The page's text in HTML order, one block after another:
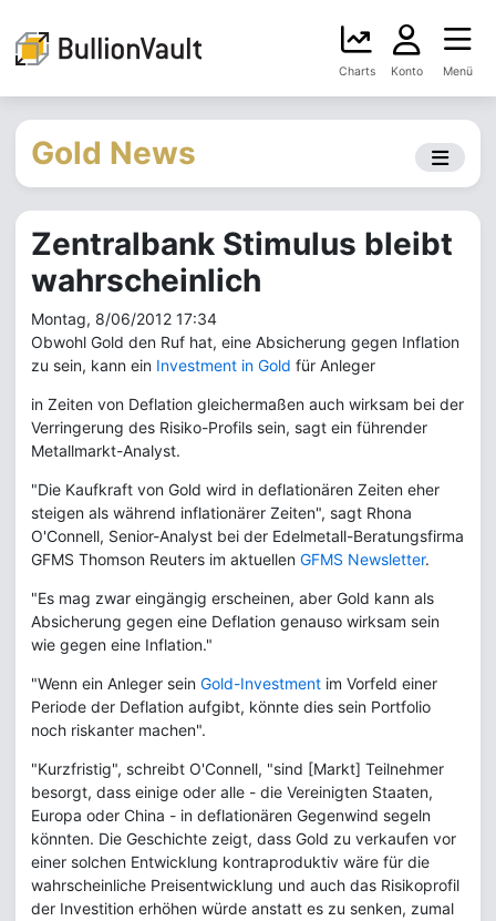
Charts Konto Menü
Gold News
Zentralbank Stimulus bleibt
wahrscheinlich
Montag, 8/06/2012 17:34
Obwohl Gold den Ruf hat, eine Absicherung gegen Inflation
zu sein, kann ein Investment in Gold für Anleger
in Zeiten von Deflation gleichermaßen auch wirksam bei der
Verringerung des Risiko-Profils sein, sagt ein führender
Metallmarkt-Analyst.
"Die Kaufkraft von Gold wird in deflationären Zeiten eher
steigen als während inflationärer Zeiten", sagt Rhona
O'Connell, Senior-Analyst bei der Edelmetall-Beratungsfirma
GFMS Thomson Reuters im aktuellen GFMS Newsletter.
"Es mag zwar eingängig erscheinen, aber Gold kann als
Absicherung gegen eine Deflation genauso wirksam sein
wie gegen eine Inflation."
"Wenn ein Anleger sein Gold-Investment im Vorfeld einer
Periode der Deflation aufgibt, könnte dies sein Portfolio
noch riskanter machen".
"Kurzfristig", schreibt O'Connell, "sind [Markt] Teilnehmer
besorgt, dass einige oder alle - die Vereinigten Staaten,
Europa oder China - in deflationären Gegenwind segeln
könnten. Die Geschichte zeigt, dass Gold zu verkaufen vor
einer solchen Entwicklung kontraproduktiv wäre für die
wahrscheinliche Preisentwicklung und auch das Risikoprofil
der Investition erhöhen würde anstatt es zu senken, zumal